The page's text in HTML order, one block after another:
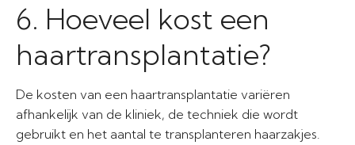
6. Hoeveel kost een
haartransplantatie?
De kosten van een haartransplantatie variëren
afhankelijk van de kliniek, de techniek die wordt
gebruikt en het aantal te transplanteren haarzakjes.